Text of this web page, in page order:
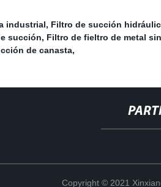
industrial, Filtro de succión
succión, Filtro de fieltro de metal
de canasta,
Copyright © 2021